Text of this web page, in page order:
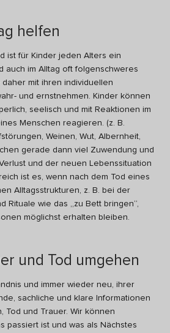
helfen
ist für Kinder jeden Alters ein
auch im Alltag oft folgenschweres
daher mit ihren individuellen
und ernstnehmen. Kinder können
seelisch und mit Reaktionen im
Menschen reagieren. (z. B.
Weinen, Wut, Albernheit,
gerade dann viel Zuwendung und
und der neuen Lebenssituation
ist es, wenn nach dem Tod eines
Alltagsstrukturen, z. B. bei der
Rituale wie das „zu Bett bringen“,
möglichst erhalten bleiben.
und Tod umgehen
und immer wieder neu, ihrer
sachliche und klare Informationen
Tod und Trauer. Wir können
passiert ist und was als Nächstes